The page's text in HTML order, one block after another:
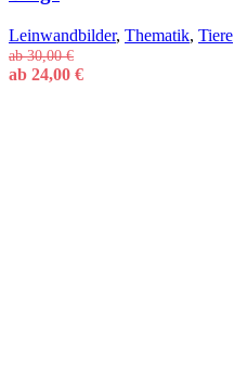
Leinwandbilder, Thematik, Tiere
ab30,00€
ab 24,00 €